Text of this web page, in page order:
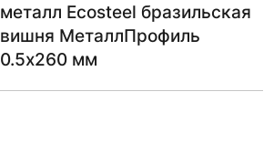
металл Ecosteel бразильская
вишня МеталлПрофиль
0.5х260 мм